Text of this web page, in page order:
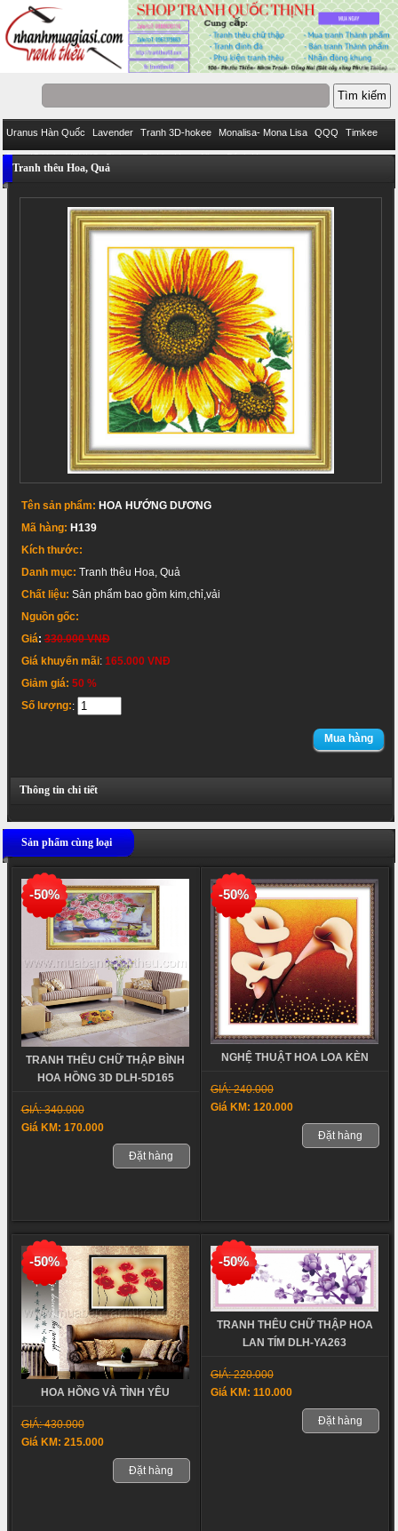
Uranus Hàn Quốc Lavender Tranh 3D-hokee Monalisa- Mona Lisa QQQ Timkee
Eva IStitich VENUS Pinkoo DieLianHua Ailuo Bách Hợp
Tranh thêu Hoa, Quả
Tên sản phẩm: HOA HƯỚNG DƯƠNG
Mã hàng: H139
Kích thước:
Danh mục: Tranh thêu Hoa, Quả
Chất liệu: Sản phẩm bao gồm kim,chỉ,vải
Nguồn gốc:
Giá:330.000 VNĐ
Giá khuyến mãi: 165.000 VNĐ
Giảm giá: 50 %
Số lượng::
Mua hàng
Thông tin chi tiết
Sản phẩm cùng loại
-50%
TRANH THÊU CHỮ THẬP BÌNH
HOA HỒNG 3D DLH-5D165
GIÁ: 340.000
Giá KM: 170.000
Đặt hàng
-50%
NGHỆ THUẬT HOA LOA KÈN
GIÁ: 240.000
Giá KM: 120.000
Đặt hàng
-50%
HOA HỒNG VÀ TÌNH YÊU
GIÁ: 430.000
Giá KM: 215.000
Đặt hàng
-50%
TRANH THÊU CHỮ THẬP HOA
LAN TÍM DLH-YA263
GIÁ: 220.000
Giá KM: 110.000
Đặt hàng